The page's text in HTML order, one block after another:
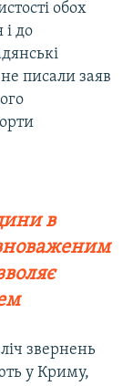
обох
до
писали заяв
в
звернень
у Криму,